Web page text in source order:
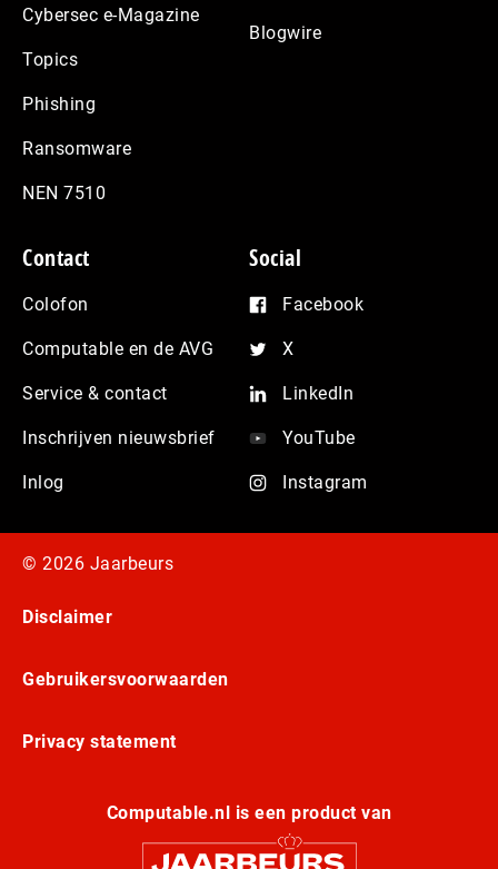
Cybersec e-Magazine
Topics
Phishing
Ransomware
NEN 7510
Blogwire
Contact
Colofon
Computable en de AVG
Service & contact
Inschrijven nieuwsbrief
Inlog
Social
Facebook
X
LinkedIn
YouTube
Instagram
© 2026 Jaarbeurs
Disclaimer
Gebruikersvoorwaarden
Privacy statement
Computable.nl is een product van